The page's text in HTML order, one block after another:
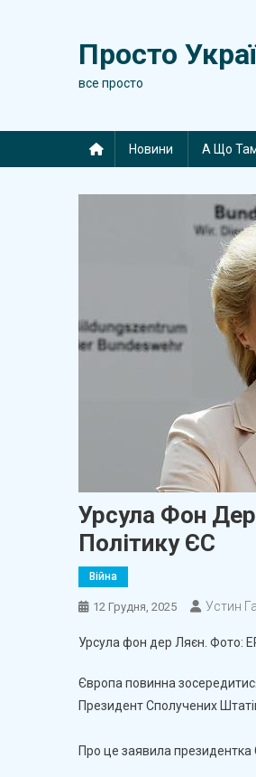
Просто
все просто
Новини А Що Там
Урсула Фон
Політику ЄС
Війна
12 Грудня, 2025 Устин
Урсула фон дер Ляєн. Фото:
Європа повинна
Президент Сполучених
Про це заявила президентка